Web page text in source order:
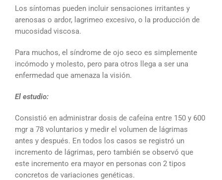
Los síntomas pueden incluir sensaciones irritantes y
arenosas o ardor, lagrimeo excesivo, o la producción de
mucosidad viscosa.
Para muchos, el síndrome de ojo seco es simplemente
incómodo y molesto, pero para otros llega a ser una
enfermedad que amenaza la visión.
El estudio:
Consistió en administrar dosis de cafeína entre 150 y 600
mgr a 78 voluntarios y medir el volumen de lágrimas
antes y después. En todos los casos se registró un
incremento de lágrimas, pero también se observó que
este incremento era mayor en personas con 2 tipos
concretos de variaciones genéticas.